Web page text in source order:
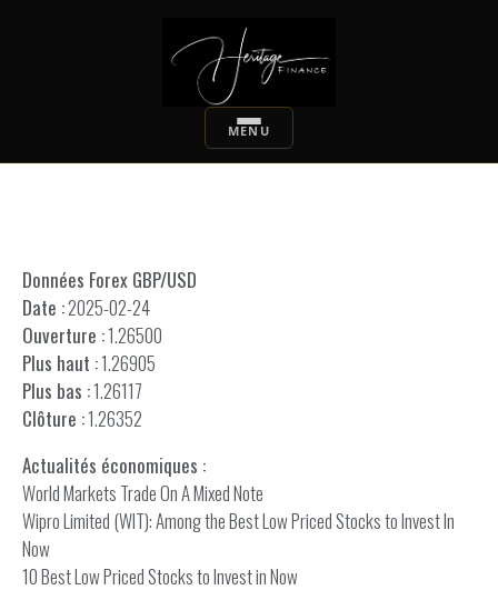
Données Forex GBP/USD
Date :2025-02-24
Ouverture :1.26500
Plus haut :1.26905
Plus bas :1.26117
Clôture :1.26352
Actualités économiques :
World Markets Trade On A Mixed Note
Wipro Limited (WIT): Among the Best Low Priced Stocks to Invest In
Now
10 Best Low Priced Stocks to Invest in Now